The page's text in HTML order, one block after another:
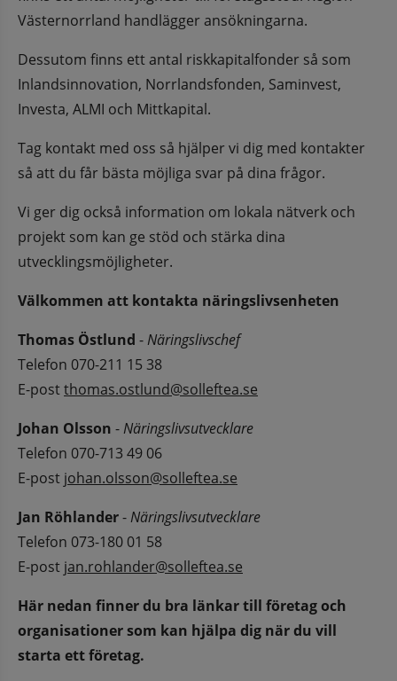
Västernorrland handlägger ansökningarna.
Dessutom finns ett antal riskkapitalfonder så som
Inlandsinnovation, Norrlandsfonden, Saminvest,
Investa, ALMI och Mittkapital.
Tag kontakt med oss så hjälper vi dig med kontakter
så att du får bästa möjliga svar på dina frågor.
Vi ger dig också information om lokala nätverk och
projekt som kan ge stöd och stärka dina
utvecklingsmöjligheter.
Välkommen att kontakta näringslivsenheten
Thomas Östlund - Näringslivschef
Telefon 070-211 15 38
E-post thomas.ostlund@solleftea.se
Johan Olsson - Näringslivsutvecklare
Telefon 070-713 49 06
E-post johan.olsson@solleftea.se
Jan Röhlander - Näringslivsutvecklare
Telefon 073-180 01 58
E-post jan.rohlander@solleftea.se
Här nedan finner du bra länkar till företag och
organisationer som kan hjälpa dig när du vill
starta ett företag.